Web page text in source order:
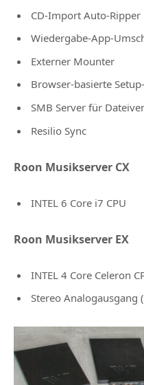
CD-Import Auto-Ripper
Wiedergabe-App-
Externer Mounter
Browser-basierte
SMB Server für
Resilio Sync
Roon Musikserver CX
INTEL 6 Core i7 CPU
Roon Musikserver EX
INTEL 4 Core Celeron
Stereo Analogausgang